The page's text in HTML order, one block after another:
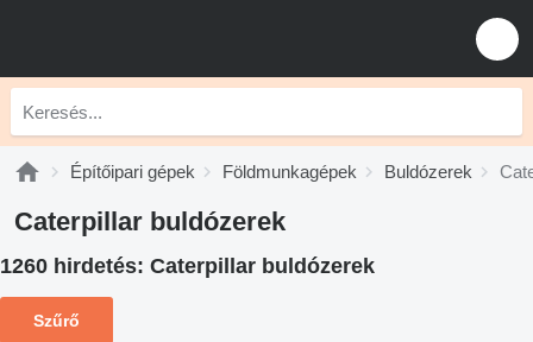
Építőipari gépek Földmunkagépek Buldózerek
Caterpillar buldózerek
1260 hirdetés: Caterpillar buldózerek
Szűrő